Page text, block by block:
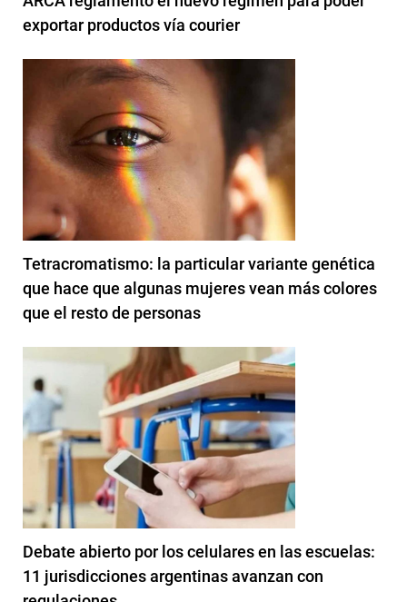
exportar productos vía courier
Tetracromatismo: la particular variante genética
que hace que algunas mujeres vean más colores
que el resto de personas
Debate abierto por los celulares en las escuelas:
11 jurisdicciones argentinas avanzan con